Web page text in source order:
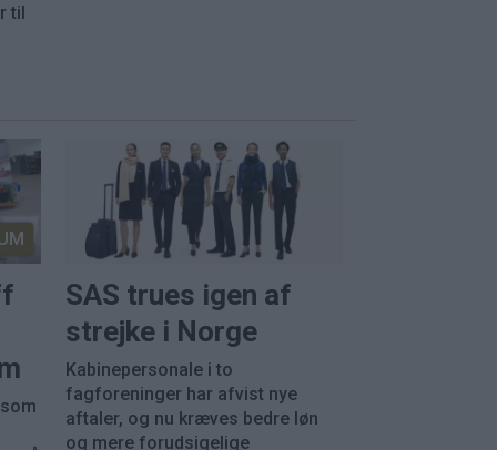
til
SAS trues igen af
strejke i Norge
Kabinepersonale i to
fagforeninger har afvist nye
aftaler, og nu kræves bedre løn
og mere forudsigelige